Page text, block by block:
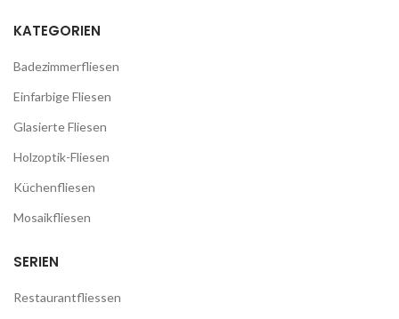
KATEGORIEN
Badezimmerfliesen
Einfarbige Fliesen
Glasierte Fliesen
Holzoptik-Fliesen
Küchenfliesen
Mosaikfliesen
SERIEN
Restaurantfliessen